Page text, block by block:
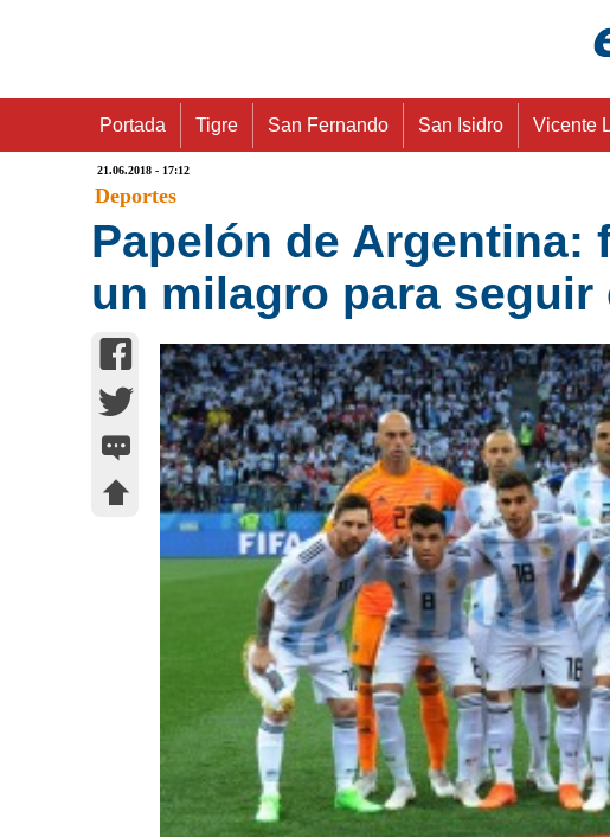
Portada Tigre San Fernando San Isidro Vicente
21.06.2018 - 17:12
Deportes
Papelón de Argentina:
un milagro para seguir